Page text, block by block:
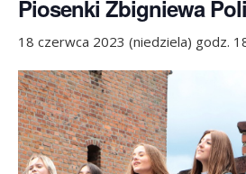
Piosenki Zbigniewa
18 czerwca 2023 (niedziela) godz.